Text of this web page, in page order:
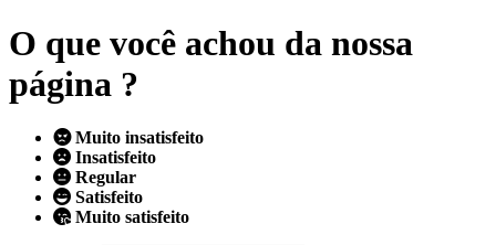
O que você achou da nossa
página ?
Muito insatisfeito
Insatisfeito
Regular
Satisfeito
Muito satisfeito